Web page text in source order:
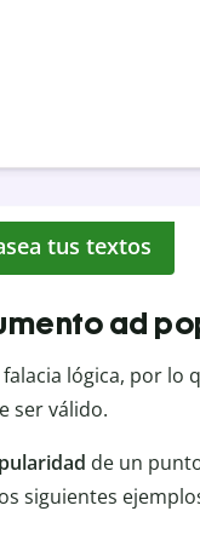
tus textos
ad
lógica, por lo
ser válido.
de un
siguientes